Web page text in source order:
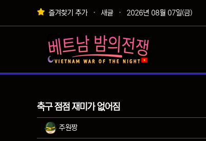
상단 네비 즐겨찾기 추가 새글 2026년 08월 07일(금)
자유게시판
축구 점점 재미가 없어짐
작성자 정보
주원짱작성